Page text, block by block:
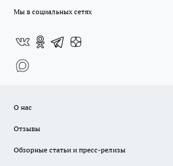
Мы в социальных сетях
О нас
Отзывы
Обзорные статьи и пресс-релизы